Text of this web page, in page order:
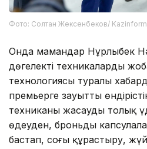
Фото: Солтан Жексенбеков/ Kazinform
Онда мамандар Нұрлыбек
дөңгелекті техникаларды
технологиясы туралы
премьерге зауыттың
техниканы жасаудың толық
өңдеуден, броньды
бастап, соңғы құрастыру,